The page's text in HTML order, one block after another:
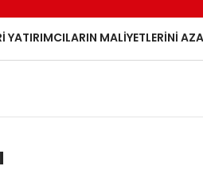
YATIRIMCILARIN MALIYETLERINI